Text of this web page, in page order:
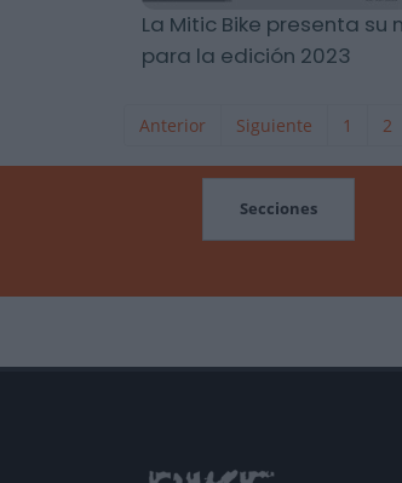
La Mitic Bike presenta
para la edición 2023
Anterior Siguiente 1 2
Secciones